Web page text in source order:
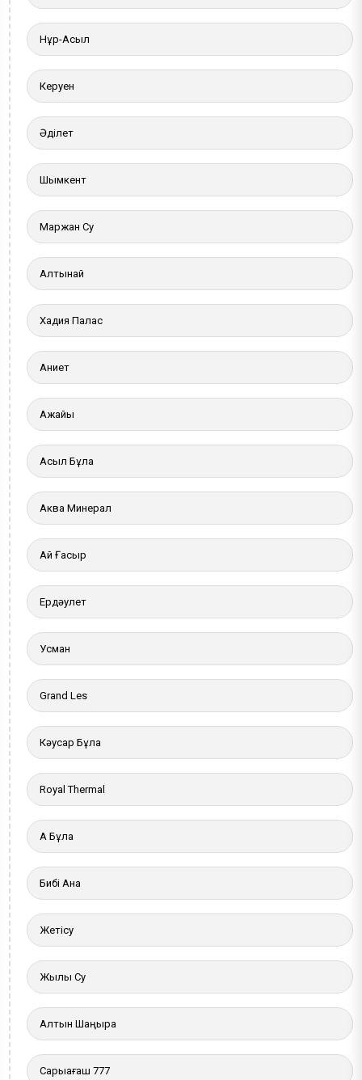
Нұр-Асыл
Керуен
Әділет
Шымкент
Маржан Су
Алтынай
Хадия Палас
Ақниет
Ақжайық
Асыл Бұлақ
Аква Минерал
Ай Ғасыр
Ердәулет
Усман
Grand Les
Кәусар Бұлақ
Royal Thermal
Ақ Бұлақ
Бибі Ана
Жетісу
Жылы Су
Алтын Шаңырақ
Сарыағаш 777